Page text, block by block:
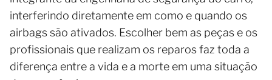
interferindo diretamente em como e quando os
airbags são ativados. Escolher bem as peças e os
profissionais que realizam os reparos faz toda a
diferença entre a vida e a morte em uma situação